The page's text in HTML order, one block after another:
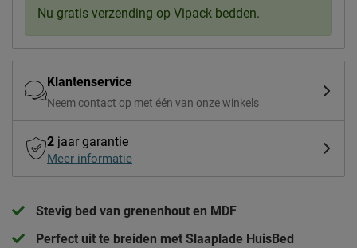
Nu gratis verzending op Vipack bedden.
Klantenservice
Neem contact op met één van onze winkels
2 jaar garantie
Meer informatie
Stevig bed van grenenhout en MDF
Perfect uit te breiden met Slaaplade HuisBed